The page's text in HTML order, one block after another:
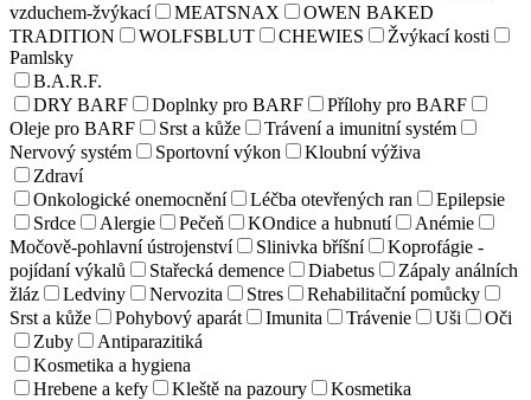
vzduchem-žvýkací
MEATSNAX
OWEN BAKED
TRADITION
WOLFSBLUT CHEWIES
Žvýkací kosti
Pamlsky
B.A.R.F.
DRY BARF
Doplnky pro BARF
Přílohy pro BARF
Oleje pro BARF
Srst a kůže
Trávení a imunitní systém
Nervový systém
Sportovní výkon
Kloubní výživa
Zdraví
Onkologické onemocnění
Léčba otevřených ran
Epilepsie
Srdce
Alergie Pečeň KOndice a hubnutí
Anémie
Močově-pohlavní ústrojenství
Slinivka bříšní
Koprofágie -
pojídaní výkalů
Stařecká demence Diabetus
Zápaly análních
žláz
Ledviny Nervozita Stres
Rehabilitační pomůcky
Srst a kůže
Pohybový aparát Imunita Trávenie Uši
Oči
Zuby
Antiparazitiká
Kosmetika a hygiena
Hrebene a kefy
Kleště na pazoury
Kosmetika